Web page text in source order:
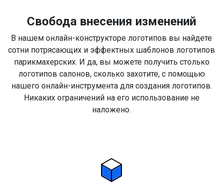
Свобода внесения изменений
В нашем онлайн-конструкторе логотипов вы найдете
сотни потрясающих и эффектных шаблонов логотипов
парикмахерских. И да, вы можете получить столько
логотипов салонов, сколько захотите, с помощью
нашего онлайн-инструмента для создания логотипов.
Никаких ограничений на его использование не
наложено.